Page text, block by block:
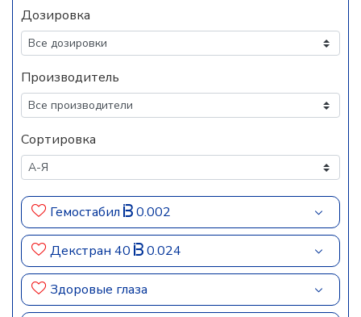
Дозировка
Производитель
Сортировка
Гемостабил 0.002
Декстран 40 0.024
Здоровые глаза